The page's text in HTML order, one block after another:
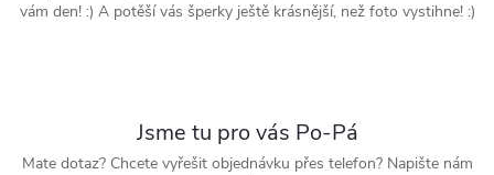
vám den! :) A potěší vás šperky ještě krásnější, než foto vystihne! :)
Jsme tu pro vás Po-Pá
Mate dotaz? Chcete vyřešit objednávku přes telefon? Napište nám